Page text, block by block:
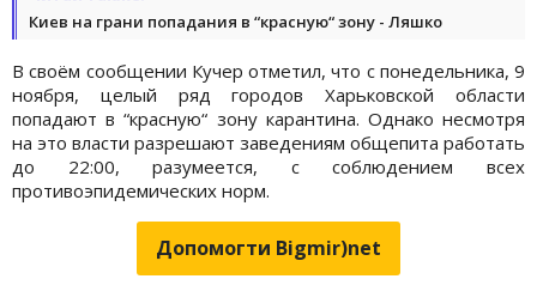
Киев на грани попадания в “красную“ зону - Ляшко
В своём сообщении Кучер отметил, что с понедельника, 9
ноября, целый ряд городов Харьковской области
попадают в “красную“ зону карантина. Однако несмотря
на это власти разрешают заведениям общепита работать
до 22:00, разумеется, с соблюдением всех
противоэпидемических норм.
Допомогти Bigmir)net